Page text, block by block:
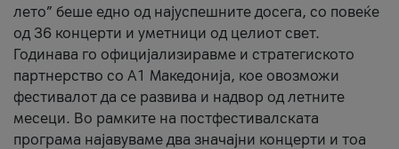
лето” беше едно од најуспешните досега, со повеќе
од 36 концерти и уметници од целиот свет.
Годинава го официјализиравме и стратегиското
партнерство со А1 Македонија, кое овозможи
фестивалот да се развива и надвор од летните
месеци. Во рамките на постфестивалската
програма најавуваме два значајни концерти и тоа